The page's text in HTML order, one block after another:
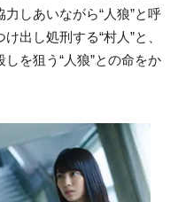
しあいながら“人狼”と呼
出し処刑する“村人”と、
を狙う“人狼”との命をか